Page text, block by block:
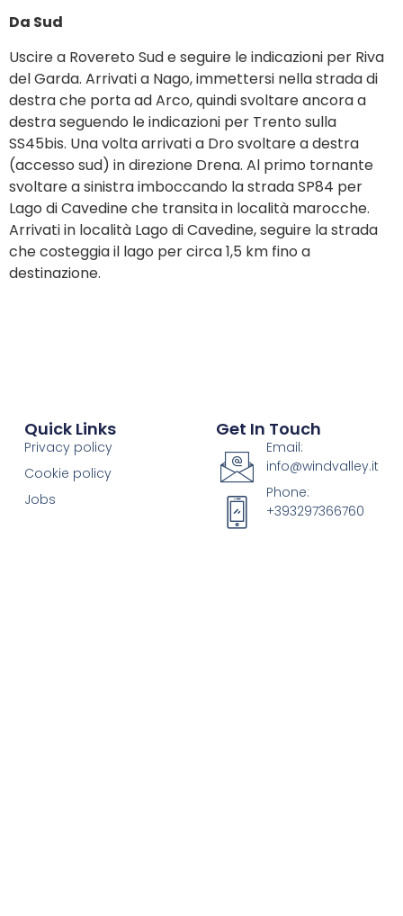
Da Sud
Uscire a Rovereto Sud e seguire le indicazioni per Riva
del Garda. Arrivati a Nago, immettersi nella strada di
destra che porta ad Arco, quindi svoltare ancora a
destra seguendo le indicazioni per Trento sulla
SS45bis. Una volta arrivati a Dro svoltare a destra
(accesso sud) in direzione Drena. Al primo tornante
svoltare a sinistra imboccando la strada SP84 per
Lago di Cavedine che transita in località marocche.
Arrivati in località Lago di Cavedine, seguire la strada
che costeggia il lago per circa 1,5 km fino a
destinazione.
Quick Links
Privacy policy
Cookie policy
Jobs
Get In Touch
Email:
info@windvalley.it
Phone:
+393297366760